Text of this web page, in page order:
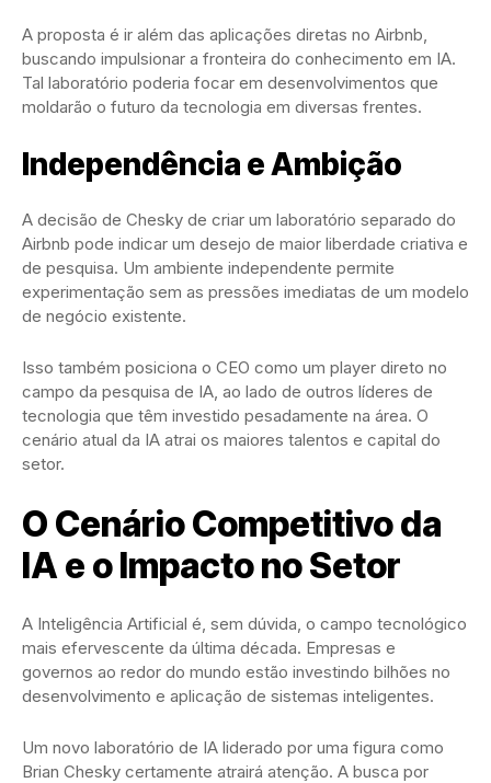
A proposta é ir além das aplicações diretas no Airbnb,
buscando impulsionar a fronteira do conhecimento em IA.
Tal laboratório poderia focar em desenvolvimentos que
moldarão o futuro da tecnologia em diversas frentes.
Independência e Ambição
A decisão de Chesky de criar um laboratório separado do
Airbnb pode indicar um desejo de maior liberdade criativa e
de pesquisa. Um ambiente independente permite
experimentação sem as pressões imediatas de um modelo
de negócio existente.
Isso também posiciona o CEO como um player direto no
campo da pesquisa de IA, ao lado de outros líderes de
tecnologia que têm investido pesadamente na área. O
cenário atual da IA atrai os maiores talentos e capital do
setor.
O Cenário Competitivo da
IA e o Impacto no Setor
A Inteligência Artificial é, sem dúvida, o campo tecnológico
mais efervescente da última década. Empresas e
governos ao redor do mundo estão investindo bilhões no
desenvolvimento e aplicação de sistemas inteligentes.
Um novo laboratório de IA liderado por uma figura como
Brian Chesky certamente atrairá atenção. A busca por